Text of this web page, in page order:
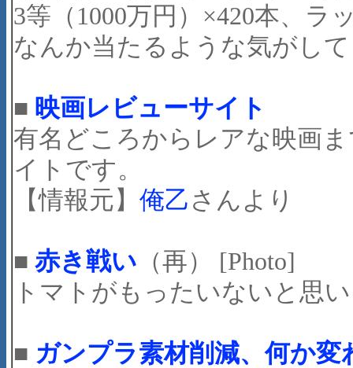
3等（1000万円）×420本、ラ
なんか当たるような気がして
■ 映画レビューサイト
有名どころからレアな映画
イトです。
【情報元】 俺乙さんより
■ 赤き戦い （再） [Photo]
トマトがもったいないと思
■ ガンプラ素材削減、何か